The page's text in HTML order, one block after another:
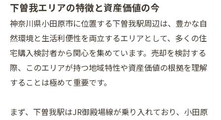
下曽我エリアの特徴と資産価値の今
神奈川県小田原市に位置する下曽我駅周辺は、豊かな自
然環境と生活利便性を両立するエリアとして、多くの住
宅購入検討者から関心を集めています。売却を検討する
際、このエリアが持つ地域特性や資産価値の根拠を理解
することは極めて重要です。
まず、下曽我駅はJR御殿場線が乗り入れており、小田原